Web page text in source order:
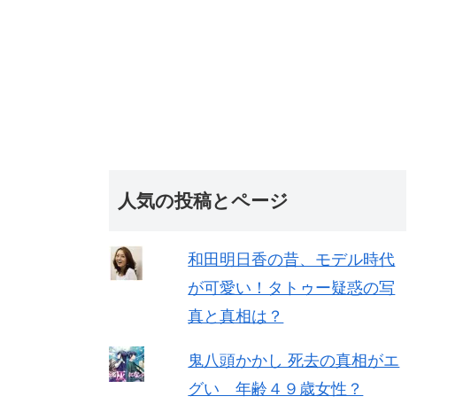
人気の投稿とページ
和田明日香の昔、モデル時代
が可愛い！タトゥー疑惑の写
真と真相は？
鬼八頭かかし 死去の真相がエ
グい 年齢４９歳女性？